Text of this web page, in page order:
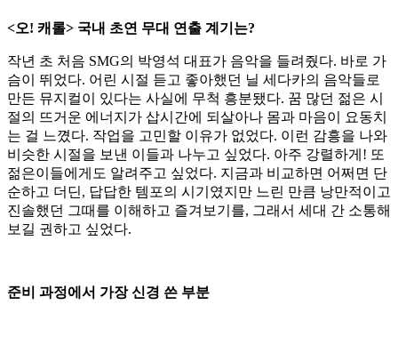
<오! 캐롤> 국내 초연 무대 연출 계기는?
작년 초 처음 SMG의 박영석 대표가 음악을 들려줬다. 바로 가
슴이 뛰었다. 어린 시절 듣고 좋아했던 닐 세다카의 음악들로
만든 뮤지컬이 있다는 사실에 무척 흥분됐다. 꿈 많던 젊은 시
절의 뜨거운 에너지가 삽시간에 되살아나 몸과 마음이 요동치
는 걸 느꼈다. 작업을 고민할 이유가 없었다. 이런 감흥을 나와
비슷한 시절을 보낸 이들과 나누고 싶었다. 아주 강렬하게! 또
젊은이들에게도 알려주고 싶었다. 지금과 비교하면 어쩌면 단
순하고 더딘, 답답한 템포의 시기였지만 느린 만큼 낭만적이고
진솔했던 그때를 이해하고 즐겨보기를, 그래서 세대 간 소통해
보길 권하고 싶었다.
준비 과정에서 가장 신경 쓴 부분